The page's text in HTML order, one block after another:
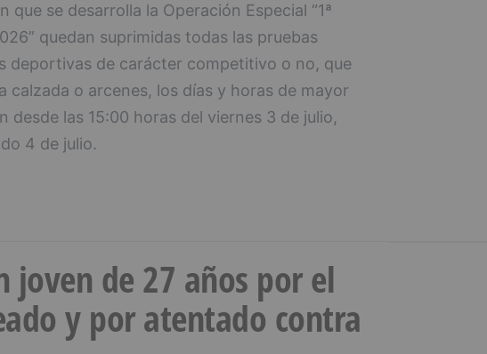
que se desarrolla la Operación Especial “1ª
quedan suprimidas todas las pruebas
deportivas de carácter competitivo o no, que
calzada o arcenes, los días y horas de mayor
desde las 15:00 horas del viernes 3 de julio,
4 de julio.
joven de 27 años por el
y por atentado contra